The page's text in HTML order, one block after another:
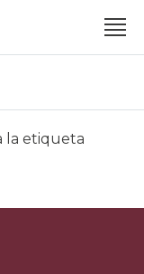
la etiqueta